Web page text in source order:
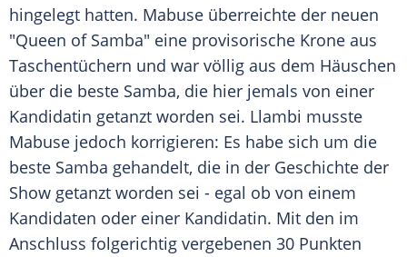
hingelegt hatten. Mabuse überreichte der neuen
"Queen of Samba" eine provisorische Krone aus
Taschentüchern und war völlig aus dem Häuschen
über die beste Samba, die hier jemals von einer
Kandidatin getanzt worden sei. Llambi musste
Mabuse jedoch korrigieren: Es habe sich um die
beste Samba gehandelt, die in der Geschichte der
Show getanzt worden sei - egal ob von einem
Kandidaten oder einer Kandidatin. Mit den im
Anschluss folgerichtig vergebenen 30 Punkten